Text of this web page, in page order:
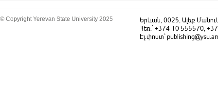
© Copyright Yerevan State University 2025
Երևան, 0025, Ալեք
Հեռ.` +374 10 555570,
Էլ.փոստ`